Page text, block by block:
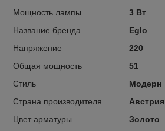
Мощность лампы
3 Вт
Название бренда
Eglo
Напряжение
220
Общая мощность
51
Стиль
Модерн
Страна производителя
Австрия
Цвет арматуры
Золото